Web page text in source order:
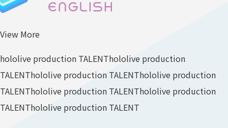
View More
hololive production TALENThololive production
TALENThololive production TALENThololive production
TALENThololive production TALENThololive production
TALENThololive production TALENT